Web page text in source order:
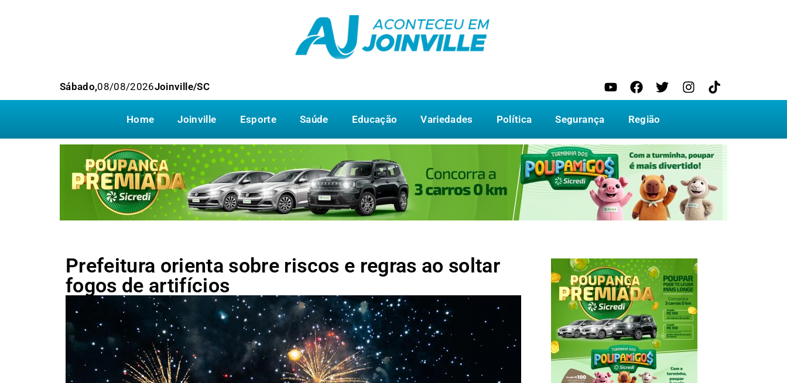
Sábado,08/08/2026Joinville/SC
Home Joinville Esporte Saúde Educação Variedades Política Segurança Região
Prefeitura orienta sobre riscos e regras ao soltar
fogos de artifícios